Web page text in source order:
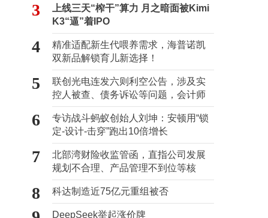
3
上线三天“榨干”算力 月之暗面被Kimi
K3“逼”着IPO
4
精准适配新生代喂养需求，海普诺凯
双新品解锁育儿新选择！
5
联创光电连发六则利空公告，涉及实
控人被查、债务诉讼等问题，会计师
事务所曾出具“保留意见”
6
专访战斗蚂蚁创始人刘坤：安顿用“锁
定-设计-击穿”跑出10倍增长
7
北部湾财险收监管函，直指公司发展
规划不合理、产品管理不到位等核
心“痛点”
8 科达制造近75亿元重组被否
DeepSeek举起涨价牌